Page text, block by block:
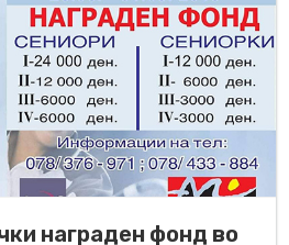
награден фонд во